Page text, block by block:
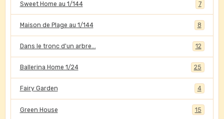
Sweet Home au 1/144 7
Maison de Plage au 1/144 8
Dans le tronc d'un arbre... 12
Ballerina Home 1/24 25
Fairy Garden 4
Green House 15